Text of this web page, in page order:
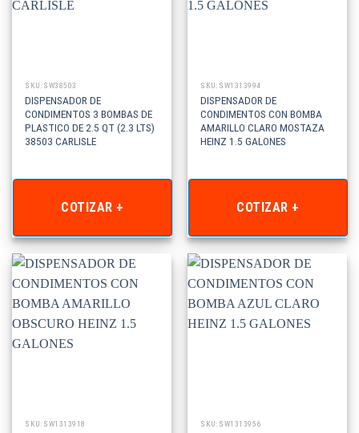
SKU: SW38503
DISPENSADOR DE
CONDIMENTOS 3 BOMBAS DE
PLASTICO DE 2.5 QT (2.3 LTS)
38503 CARLISLE
COTIZAR +
SKU: SW1313994
DISPENSADOR DE
CONDIMENTOS CON BOMBA
AMARILLO CLARO MOSTAZA
HEINZ 1.5 GALONES
COTIZAR +
SKU: SW1313918 SKU: SW1313956